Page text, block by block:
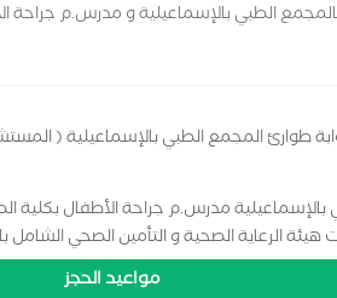
الطبي بالإسماعيلية و مدرس.م جراحة
طوارئ المجمع الطبي بالإسماعيلية (
مدرس.م جراحة الأطفال
الرعاية الصحية و التأمين الصحي الشامل
الاطفال .
مواعيد الحجز